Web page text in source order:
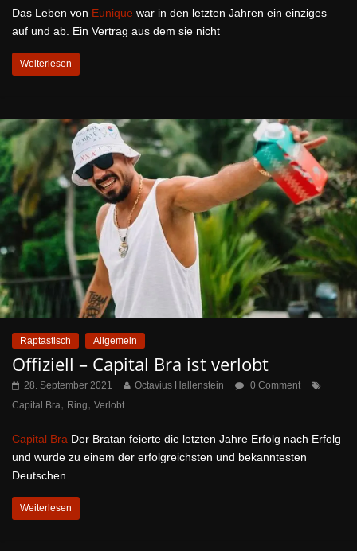
Das Leben von Eunique war in den letzten Jahren ein einziges
auf und ab. Ein Vertrag aus dem sie nicht
Weiterlesen
Raptastisch Allgemein
Offiziell – Capital Bra ist verlobt
28. September 2021 Octavius Hallenstein
0 Comment
Capital Bra, Ring, Verlobt
Capital Bra Der Bratan feierte die letzten Jahre Erfolg nach Erfolg
und wurde zu einem der erfolgreichsten und bekanntesten
Deutschen
Weiterlesen